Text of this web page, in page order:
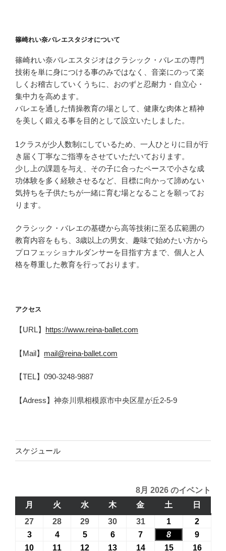
篠崎れい奈バレエスタジオについて
篠崎れい奈バレエスタジオはクラシック・バレエの専門
技術を単に身につける事のみではなく、音楽にのって楽
しくお稽古していくうちに、おのずと忍耐力・自立心・
集中力を高めます。
バレエを通した情操教育の場として、健康な肉体と精神
を美しく鍛える事を目的として設立いたしました。
1クラスが少人数制にしているため、一人ひとりに目が行
き届く丁寧なご指導をさせていただいております。
少し上の課題を与え、その子に合ったペースで小さな成
功体験を多く経験させるなど、目標に向かって諦めない
気持ちを子供たちが一緒に育む場となることを願ってお
ります。
クラシック・バレエの基礎から高等技術に至る広範囲の
教育内容をもち、3歳以上の男女、趣味で始めたい方から
プロフェッショナルダンサーを目指す方まで、個人と人
格を尊重した教育を行っております。
アクセス
【URL】 https://www.reina-ballet.com
【Mail】 mail@reina-ballet.com
【TEL】090-3248-9887
【Adress】神奈川県相模原市中央区星が丘2-5-9
スケジュール
8月 2026 のイベント
月
曜
火
曜
水水
曜
木木
曜
金
曜
土
曜
日
日
曜
27 28 29 30 312026
7
1
8
2
8
32026
年
42026
年
52026
年
62026
年
7
年
8
年
9
年
10 11 12 13 142026 152026 162026